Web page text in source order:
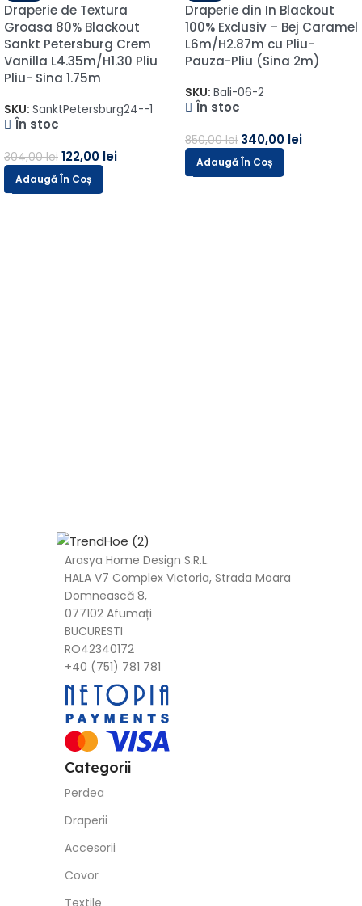
Draperie de Textura
Groasa 80% Blackout
Sankt Petersburg Crem
Vanilla L4.35m/H1.30 Pliu
Pliu- Sina 1.75m
SKU: SanktPetersburg24--1
În stoc
304,00lei 122,00 lei
Adaugă În Coș
Draperie din In Blackout
100% Exclusiv – Bej Caramel
L6m/H2.87m cu Pliu-
Pauza-Pliu (Sina 2m)
SKU: Bali-06-2
În stoc
850,00lei 340,00 lei
Adaugă În Coș
Arasya Home Design S.R.L.
HALA V7 Complex Victoria, Strada Moara
Domnească 8,
077102 Afumați
BUCURESTI
RO42340172
+40 (751) 781 781
Categorii
Perdea
Draperii
Accesorii
Covor